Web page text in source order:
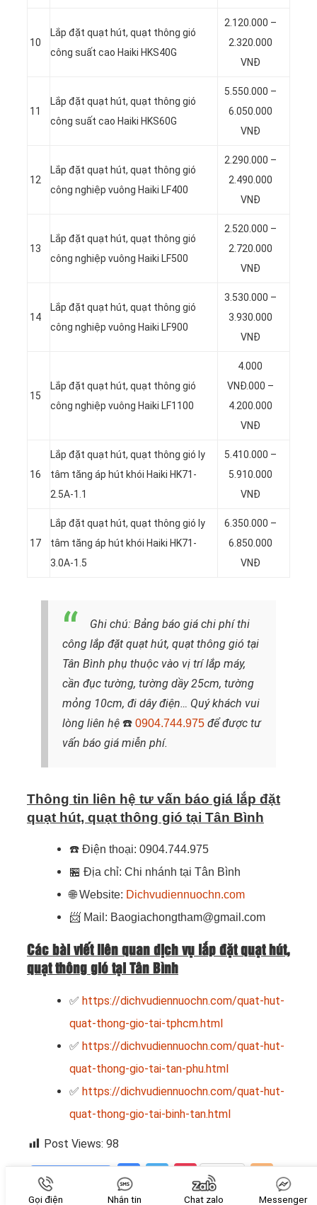
10
Lắp đặt quạt hút, quạt thông gió
công suất cao Haiki HKS40G
2.120.000 –
2.320.000
VNĐ
11
Lắp đặt quạt hút, quạt thông gió
công suất cao Haiki HKS60G
5.550.000 –
6.050.000
VNĐ
12
Lắp đặt quạt hút, quạt thông gió
công nghiệp vuông Haiki LF400
2.290.000 –
2.490.000
VNĐ
13
Lắp đặt quạt hút, quạt thông gió
công nghiệp vuông Haiki LF500
2.520.000 –
2.720.000
VNĐ
14
Lắp đặt quạt hút, quạt thông gió
công nghiệp vuông Haiki LF900
3.530.000 –
3.930.000
VNĐ
15
Lắp đặt quạt hút, quạt thông gió
công nghiệp vuông Haiki LF1100
4.000
VNĐ.000 –
4.200.000
VNĐ
16
Lắp đặt quạt hút, quạt thông gió ly
tâm tăng áp hút khói Haiki HK71-
2.5A-1.1
5.410.000 –
5.910.000
VNĐ
17
Lắp đặt quạt hút, quạt thông gió ly
tâm tăng áp hút khói Haiki HK71-
3.0A-1.5
6.350.000 –
6.850.000
VNĐ
Ghi chú: Bảng báo giá chi phí thi
công lắp đặt quạt hút, quạt thông gió tại
Tân Bình phụ thuộc vào vị trí lắp máy,
cần đục tường, tường dầy 25cm, tường
mỏng 10cm, đi dây điện… Quý khách vui
lòng liên hệ ☎️ 0904.744.975 để được tư
vấn báo giá miễn phí.
Thông tin liên hệ tư vấn báo giá lắp đặt
quạt hút, quạt thông gió tại Tân Bình
☎️ Điện thoại: 0904.744.975
🏪 Địa chỉ: Chi nhánh tại Tân Bình
🌐Website: Dichvudiennuochn.com
📨 Mail: Baogiachongtham@gmail.com
Các bài viết liên quan dịch vụ lắp đặt quạt hút,
quạt thông gió tại Tân Bình
✅ https://dichvudiennuochn.com/quat-hut-
quat-thong-gio-tai-tphcm.html
✅ https://dichvudiennuochn.com/quat-hut-
quat-thong-gio-tai-tan-phu.html
✅ https://dichvudiennuochn.com/quat-hut-
quat-thong-gio-tai-binh-tan.html
Post Views: 98
Facebook
Twitter
Pinterest
Gọi điện Nhắn tin Chat zalo Messenger